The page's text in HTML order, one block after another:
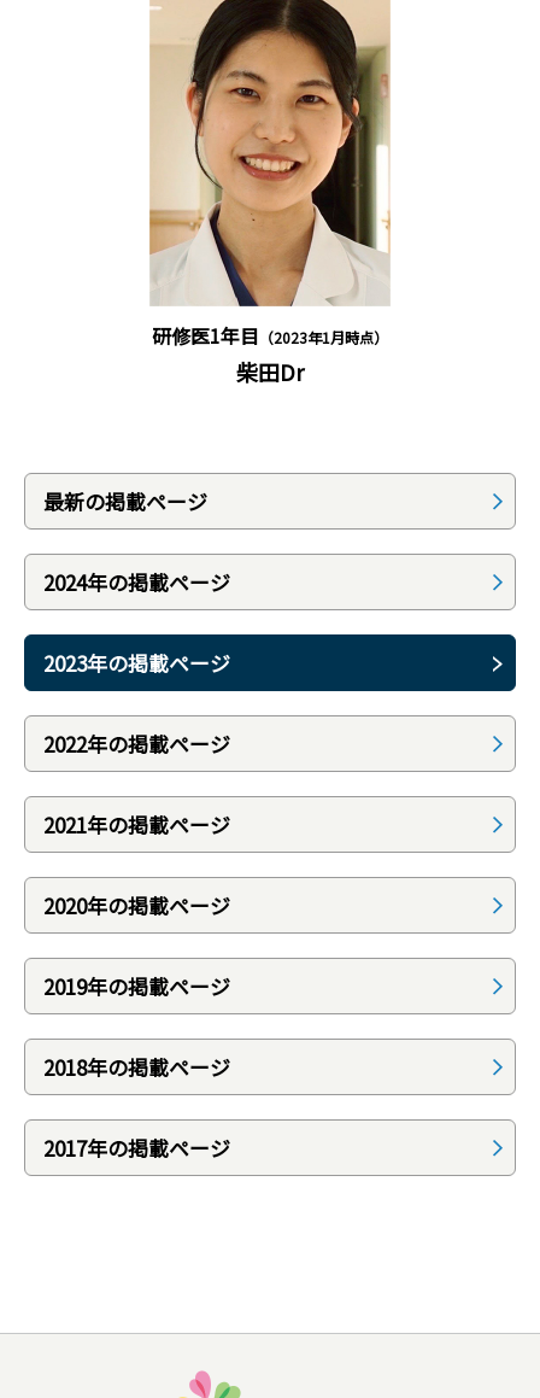
研修医1年目 （2023年1月時点）
柴田Dr
最新の掲載ページ
2024年の掲載ページ
2023年の掲載ページ
2022年の掲載ページ
2021年の掲載ページ
2020年の掲載ページ
2019年の掲載ページ
2018年の掲載ページ
2017年の掲載ページ